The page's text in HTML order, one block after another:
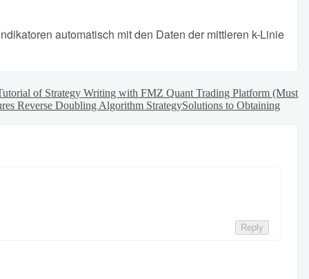
automatisch mit den Daten der mittleren k-Linie
of Strategy Writing with FMZ Quant Trading Platform (Must
Reverse Doubling Algorithm StrategySolutions to Obtaining
Reply